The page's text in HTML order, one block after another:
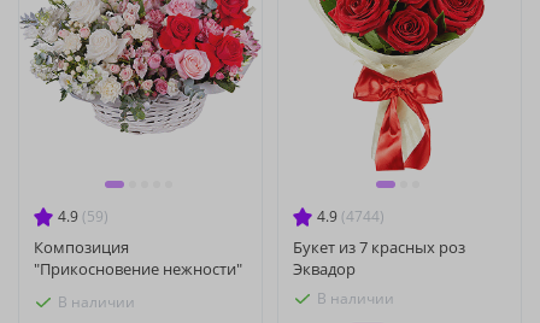
4.9 (59)
Композиция
"Прикосновение нежности"
В наличии
4.9 (4744)
Букет из 7 красных роз
Эквадор
В наличии